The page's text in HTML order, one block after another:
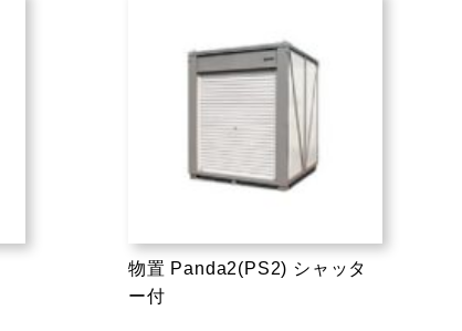
物置 Panda2(PS2) シャッタ
ー付